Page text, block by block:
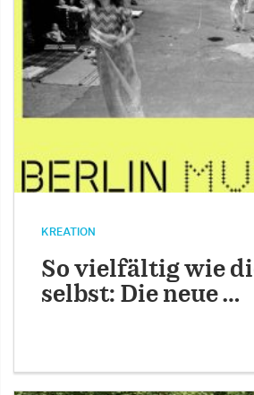
KREATION
So vielfältig wie
selbst: Die neue …